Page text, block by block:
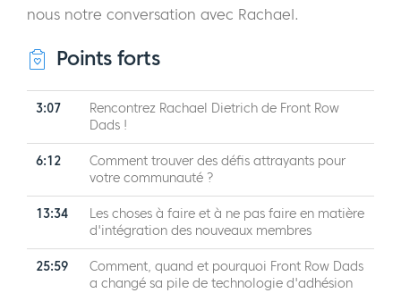
nous notre conversation avec Rachael.
Points forts
3:07
Rencontrez Rachael Dietrich de Front Row
Dads !
6:12
Comment trouver des défis attrayants pour
votre communauté ?
13:34
Les choses à faire et à ne pas faire en matière
d'intégration des nouveaux membres
25:59
Comment, quand et pourquoi Front Row Dads
a changé sa pile de technologie d'adhésion